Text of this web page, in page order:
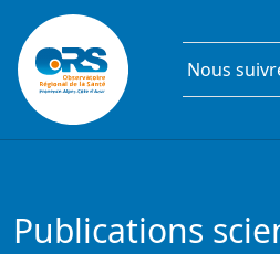
Aller au contenu principal
Nous
Publications